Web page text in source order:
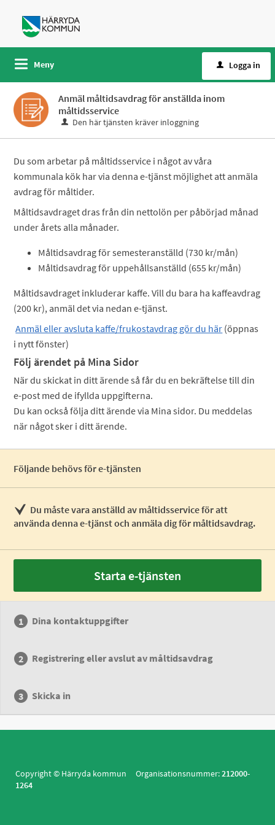
Meny Logga in
Anmäl måltidsavdrag för anställda inom
måltidsservice
Den här tjänsten kräver inloggning
Du som arbetar på måltidsservice i något av våra
kommunala kök har via denna e-tjänst möjlighet att anmäla
avdrag för måltider.
Måltidsavdraget dras från din nettolön per påbörjad månad
under årets alla månader.
Måltidsavdrag för semesteranställd (730 kr/mån)
Måltidsavdrag för uppehållsanställd (655 kr/mån)
Måltidsavdraget inkluderar kaffe. Vill du bara ha kaffeavdrag
(200 kr), anmäl det via nedan e-tjänst.
Anmäl eller avsluta kaffe/frukostavdrag gör du här (öppnas
i nytt fönster)
Följ ärendet på Mina Sidor
När du skickat in ditt ärende så får du en bekräftelse till din
e-post med de ifyllda uppgifterna.
Du kan också följa ditt ärende via Mina sidor. Du meddelas
när något sker i ditt ärende.
Följande behövs för e-tjänsten
Du måste vara anställd av måltidsservice för att
använda denna e-tjänst och anmäla dig för måltidsavdrag.
Starta e-tjänsten
Dina kontaktuppgifter
Registrering eller avslut av måltidsavdrag
Skicka in
Copyright © Härryda kommun Organisationsnummer:212000-
1264